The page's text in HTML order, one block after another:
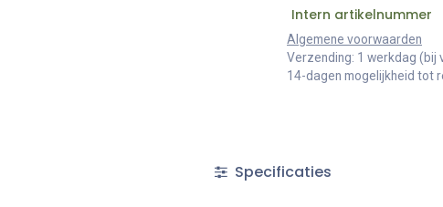
Intern artikelnummer
Algemene voorwaarden
Verzending: 1 werkdag (bij
14-dagen mogelijkheid tot
Specificaties